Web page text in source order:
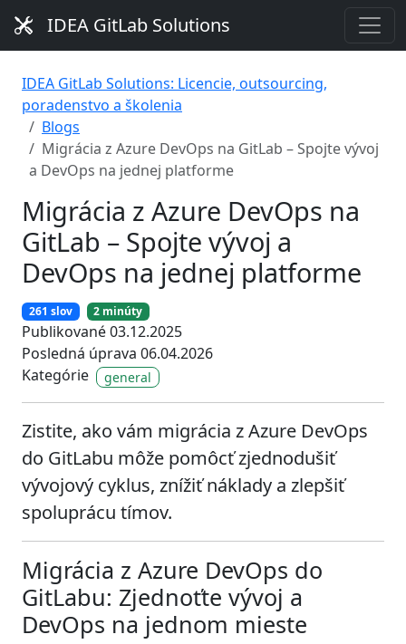
IDEA GitLab Solutions
IDEA GitLab Solutions: Licencie, outsourcing,
poradenstvo a školenia
Blogs
Migrácia z Azure DevOps na GitLab – Spojte vývoj
a DevOps na jednej platforme
Migrácia z Azure DevOps na
GitLab – Spojte vývoj a
DevOps na jednej platforme
261 slov 2 minúty
Publikované 03.12.2025
Posledná úprava 06.04.2026
Kategórie
general
Zistite, ako vám migrácia z Azure DevOps
do GitLabu môže pomôcť zjednodušiť
vývojový cyklus, znížiť náklady a zlepšiť
spoluprácu tímov.
Migrácia z Azure DevOps do
GitLabu: Zjednoťte vývoj a
DevOps na jednom mieste